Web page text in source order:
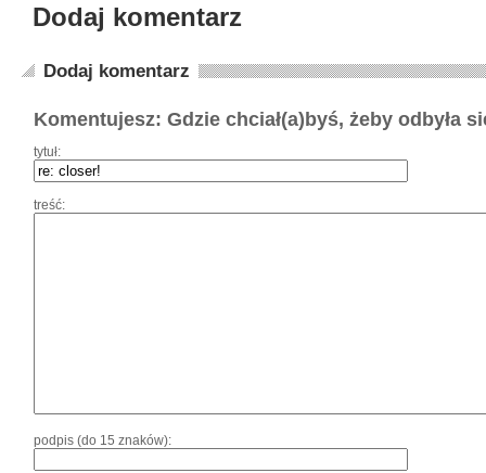
Dodaj komentarz
Dodaj komentarz
Komentujesz: Gdzie chciał(a)byś, żeby odbyła
tytuł:
treść:
podpis (do 15 znaków):